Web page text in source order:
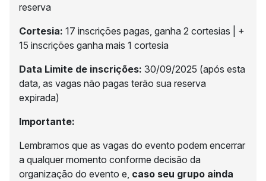
reserva
Cortesia: 17 inscrições pagas, ganha 2 cortesias | +
15 inscrições ganha mais 1 cortesia
Data Limite de inscrições: 30/09/2025 (após esta
data, as vagas não pagas terão sua reserva
expirada)
Importante:
Lembramos que as vagas do evento podem encerrar
a qualquer momento conforme decisão da
organização do evento e, caso seu grupo ainda